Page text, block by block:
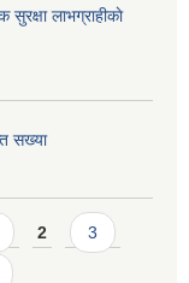
लाभग्राहीकाे
सख्या
2 3